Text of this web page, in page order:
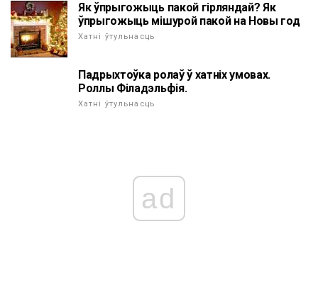
Як ўпрыгожыць пакой гірляндай? Як
ўпрыгожыць мішурой пакой на Новы год
Хатні ўтульнасць
Падрыхтоўка ролаў ў хатніх умовах.
Роллы Філадэльфія.
Хатні ўтульнасць
ad